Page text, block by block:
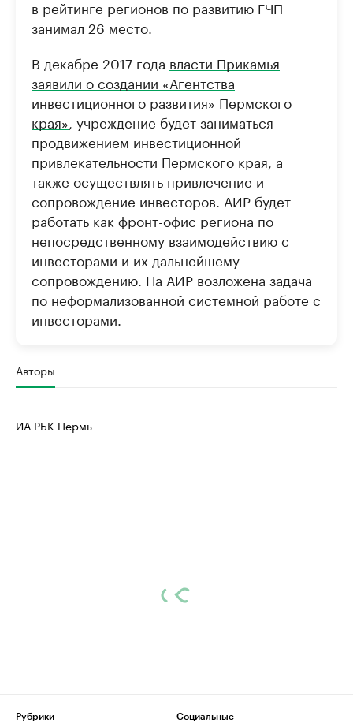
в рейтинге регионов по развитию ГЧП
занимал 26 место.
В декабре 2017 года власти Прикамья
заявили о создании «Агентства
инвестиционного развития» Пермского
края» , учреждение будет заниматься
продвижением инвестиционной
привлекательности Пермского края, а
также осуществлять привлечение и
сопровождение инвесторов. АИР будет
работать как фронт-офис региона по
непосредственному взаимодействию с
инвесторами и их дальнейшему
сопровождению. На АИР возложена задача
по неформализованной системной работе с
инвесторами.
Авторы
ИА РБК Пермь
Рубрики
Социальные